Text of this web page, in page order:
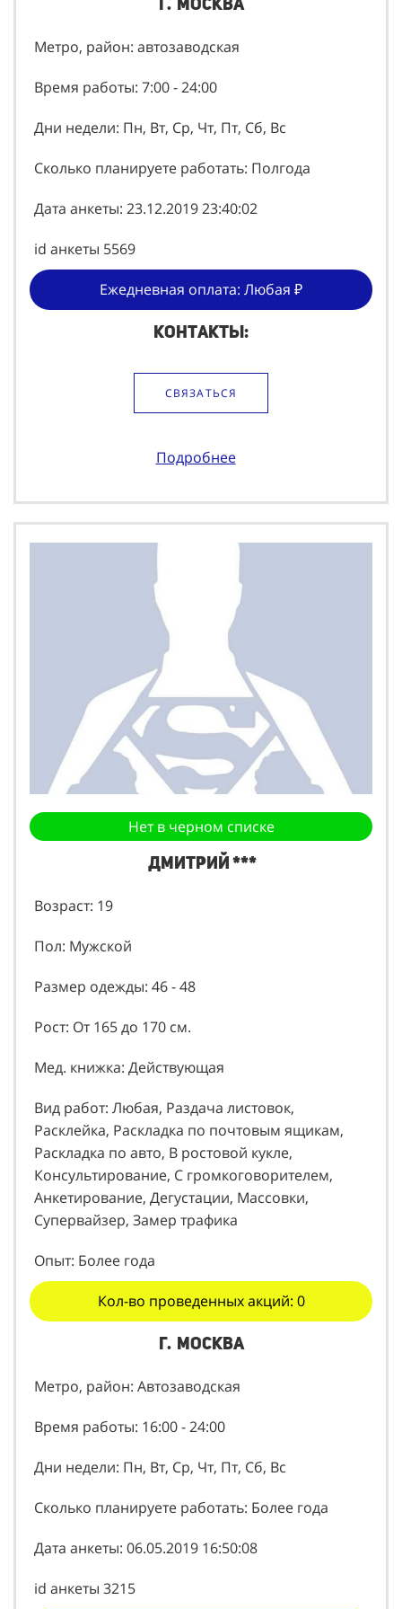
г. Москва
Метро, район: автозаводская
Время работы: 7:00 - 24:00
Дни недели: Пн, Вт, Ср, Чт, Пт, Сб, Вс
Сколько планируете работать: Полгода
Дата анкеты: 23.12.2019 23:40:02
id анкеты 5569
Ежедневная оплата: Любая ₽
Контакты:
СВЯЗАТЬСЯ
Подробнее
Нет в черном списке
Дмитрий ***
Возраст: 19
Пол: Мужской
Размер одежды: 46 - 48
Рост: От 165 до 170 см.
Мед. книжка: Действующая
Вид работ: Любая, Раздача листовок,
Расклейка, Раскладка по почтовым ящикам,
Раскладка по авто, В ростовой кукле,
Консультирование, С громкоговорителем,
Анкетирование, Дегустации, Массовки,
Супервайзер, Замер трафика
Опыт: Более года
Кол-во проведенных акций: 0
г. Москва
Метро, район: Автозаводская
Время работы: 16:00 - 24:00
Дни недели: Пн, Вт, Ср, Чт, Пт, Сб, Вс
Сколько планируете работать: Более года
Дата анкеты: 06.05.2019 16:50:08
id анкеты 3215